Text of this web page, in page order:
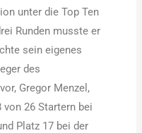
unter die Top Ten
Runden musste er
sein eigenes
des
Gregor Menzel,
26 Startern bei
Platz 17 bei der